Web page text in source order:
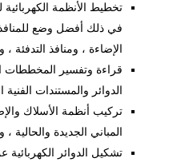
تخطيط الأنظمة الكهربائية
في ذلك أفضل وضع للمنافذ
الإضاءة ، ومنافذ التدفئة ،
قراءة وتفسير المخططات
الدوائر والمستندات الفنية
تركيب أنظمة الأسلاك
المباني الجديدة والحالية ،
تشكيل الدوائر